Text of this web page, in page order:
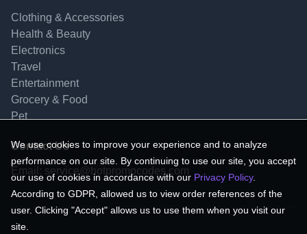
Clothing & Accessories
Health & Beauty
Electronics
Travel
Entertainment
Grocery & Food
Pet
Contact Us
Email: service@hotpromocodes.com
We use cookies to improve your experience and to analyze
performance on our site. By continuing to use our site, you accept
our use of cookies in accordance with our Privacy Policy.
According to GDPR, allowed us to view order references of the
user. Clicking "Accept" allows us to use them when you visit our
site.